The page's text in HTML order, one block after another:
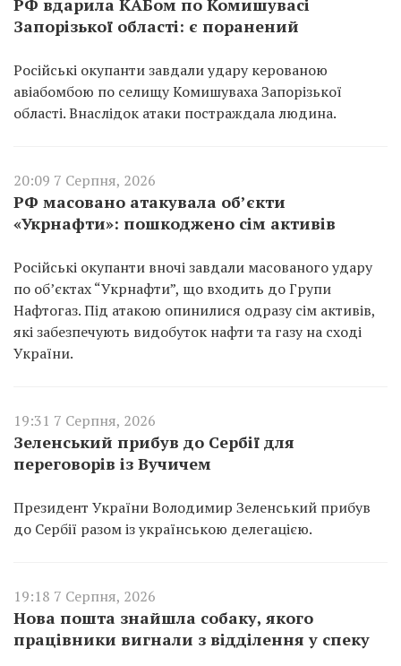
РФ вдарила КАБом по Комишувасі
Запорізької області: є поранений
Російські окупанти завдали удару керованою
авіабомбою по селищу Комишуваха Запорізької
області. Внаслідок атаки постраждала людина.
20:09 7 Серпня, 2026
РФ масовано атакувала об’єкти
«Укрнафти»: пошкоджено сім активів
Російські окупанти вночі завдали масованого удару
по об’єктах “Укрнафти”, що входить до Групи
Нафтогаз. Під атакою опинилися одразу сім активів,
які забезпечують видобуток нафти та газу на сході
України.
19:31 7 Серпня, 2026
Зеленський прибув до Сербії для
переговорів із Вучичем
Президент України Володимир Зеленський прибув
до Сербії разом із українською делегацією.
19:18 7 Серпня, 2026
Нова пошта знайшла собаку, якого
працівники вигнали з відділення у спеку